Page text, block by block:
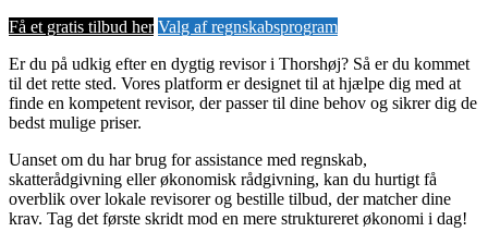
Få et gratis tilbud her Valg af regnskabsprogram
Er du på udkig efter en dygtig revisor i Thorshøj? Så er du kommet
til det rette sted. Vores platform er designet til at hjælpe dig med at
finde en kompetent revisor, der passer til dine behov og sikrer dig de
bedst mulige priser.
Uanset om du har brug for assistance med regnskab,
skatterådgivning eller økonomisk rådgivning, kan du hurtigt få
overblik over lokale revisorer og bestille tilbud, der matcher dine
krav. Tag det første skridt mod en mere struktureret økonomi i dag!